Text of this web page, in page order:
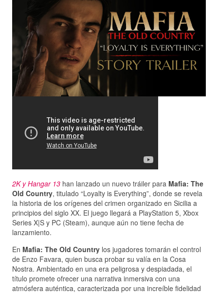
2K y Hangar 13 han lanzado un nuevo tráiler para Mafia: The
Old Country, titulado “Loyalty is Everything”, donde se revela
la historia de los orígenes del crimen organizado en Sicilia a
principios del siglo XX. El juego llegará a PlayStation 5, Xbox
Series X|S y PC (Steam), aunque aún no tiene fecha de
lanzamiento.
En Mafia: The Old Country los jugadores tomarán el control
de Enzo Favara, quien busca probar su valía en la Cosa
Nostra. Ambientado en una era peligrosa y despiadada, el
título promete ofrecer una narrativa inmersiva con una
atmósfera auténtica, caracterizada por una increíble fidelidad